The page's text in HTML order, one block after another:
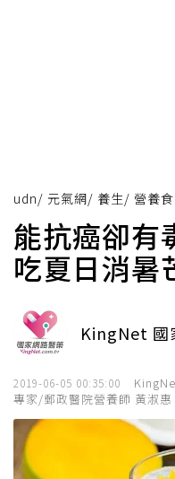
udn/ 元氣網/ 養生/ 營養
能抗癌卻有
吃夏日消暑
KingNet 國
2019-06-05 00:35:00
專家/郵政醫院營養師 黃淑惠